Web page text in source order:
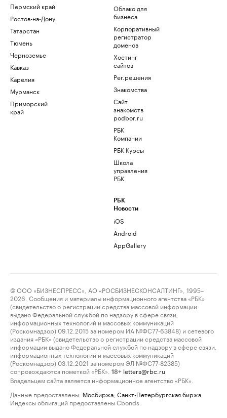
Пермский край
Ростов-на-Дону
Татарстан
Тюмень
Черноземье
Кавказ
Карелия
Мурманск
Приморский
край
Облако для
бизнеса
Корпоративный
регистратор
доменов
Хостинг
сайтов
Рег.решения
Знакомства
Сайт
знакомств
podbor.ru
РБК
Компании
РБК Курсы
Школа
управления
РБК
РБК
Новости
iOS
Android
AppGallery
© ООО «БИЗНЕСПРЕСС», АО «РОСБИЗНЕСКОНСАЛТИНГ», 1995–
2026. Сообщения и материалы информационного агентства «РБК»
(свидетельство о регистрации средства массовой информации
выдано Федеральной службой по надзору в сфере связи,
информационных технологий и массовых коммуникаций
(Роскомнадзор) 09.12.2015 за номером ИА №ФС77-63848) и сетевого
издания «РБК» (свидетельство о регистрации средства массовой
информации выдано Федеральной службой по надзору в сфере связи,
информационных технологий и массовых коммуникаций
(Роскомнадзор) 03.12.2021 за номером ЭЛ №ФС77-82385)
сопровождаются пометкой «РБК».
18+ letters@rbc.ru
Владельцем сайта является информационное агентство «РБК».
Данные предоставлены: Мосбиржа Санкт-Петербургская биржа
Индексы облигаций предоставлены Cbonds.